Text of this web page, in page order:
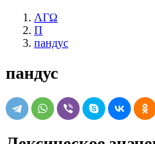
ΛΓΩ
П
пандус
пандус